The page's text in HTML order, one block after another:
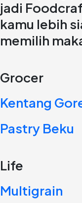
jadi
kamu lebih
memilih
Grocer
Kentang
Pastry Beku
Life
Multigrain